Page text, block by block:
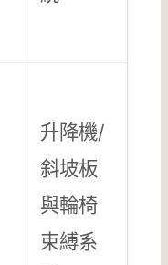
升降機/
斜坡板
與輪椅
束縛系